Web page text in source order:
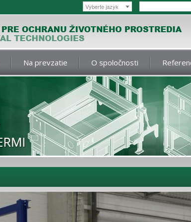
Vyberte jazyk
Na prevzatie O spoločnosti